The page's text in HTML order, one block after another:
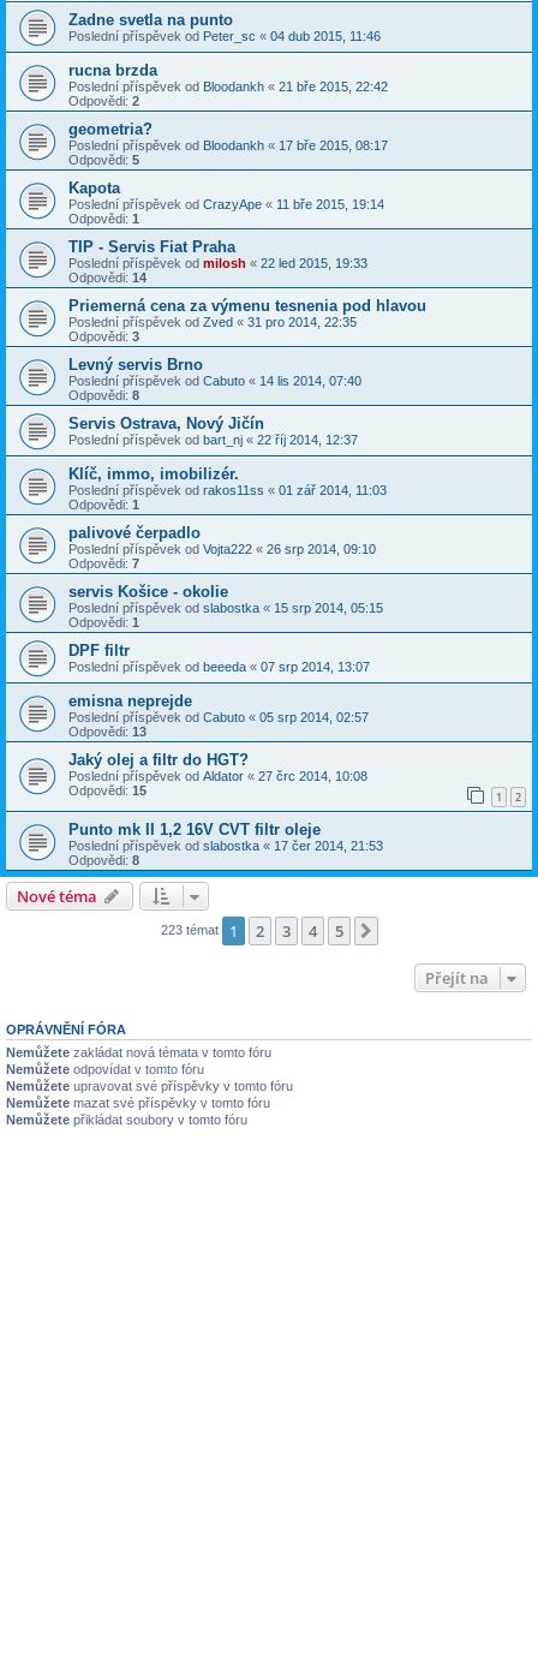
Zadne svetla na punto
Poslední příspěvek od Peter_sc « 04 dub 2015, 11:46
rucna brzda
Poslední příspěvek od Bloodankh « 21 bře 2015, 22:42
Odpovědi: 2
geometria?
Poslední příspěvek od Bloodankh « 17 bře 2015, 08:17
Odpovědi: 5
Kapota
Poslední příspěvek od CrazyApe « 11 bře 2015, 19:14
Odpovědi: 1
TIP - Servis Fiat Praha
Poslední příspěvek od milosh « 22 led 2015, 19:33
Odpovědi: 14
Priemerná cena za výmenu tesnenia pod hlavou
Poslední příspěvek od Zved « 31 pro 2014, 22:35
Odpovědi: 3
Levný servis Brno
Poslední příspěvek od Cabuto « 14 lis 2014, 07:40
Odpovědi: 8
Servis Ostrava, Nový Jičín
Poslední příspěvek od bart_nj « 22 říj 2014, 12:37
Klíč, immo, imobilizér.
Poslední příspěvek od rakos11ss « 01 zář 2014, 11:03
Odpovědi: 1
palivové čerpadlo
Poslední příspěvek od Vojta222 « 26 srp 2014, 09:10
Odpovědi: 7
servis Košice - okolie
Poslední příspěvek od slabostka « 15 srp 2014, 05:15
Odpovědi: 1
DPF filtr
Poslední příspěvek od beeeda « 07 srp 2014, 13:07
emisna neprejde
Poslední příspěvek od Cabuto « 05 srp 2014, 02:57
Odpovědi: 13
Jaký olej a filtr do HGT?
Poslední příspěvek od Aldator « 27 črc 2014, 10:08
Odpovědi: 15 1 2
Punto mk II 1,2 16V CVT filtr oleje
Poslední příspěvek od slabostka « 17 čer 2014, 21:53
Odpovědi: 8
Nové téma
223 témat 1 2 3 4 5
Přejít na
OPRÁVNĚNÍ FÓRA
Nemůžete zakládat nová témata v tomto fóru
Nemůžete odpovídat v tomto fóru
Nemůžete upravovat své příspěvky v tomto fóru
Nemůžete mazat své příspěvky v tomto fóru
Nemůžete přikládat soubory v tomto fóru